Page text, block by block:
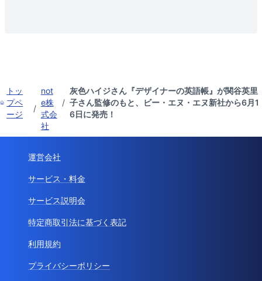
トッ
プペ
ージ
/
not
e株
式会
社
/
灰色ハイジさん『デザイナーの英語帳』が関谷英里
子さん監修のもと、ビー・エヌ・エヌ新社から6月1
6日に発売！
運営会社
サービス・料金
サービス説明会
特定商取引法に基づく表記
利用規約
プライバシーポリシー